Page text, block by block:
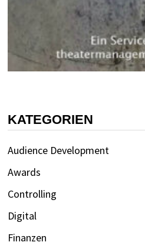
KATEGORIEN
Audience Development
Awards
Controlling
Digital
Finanzen